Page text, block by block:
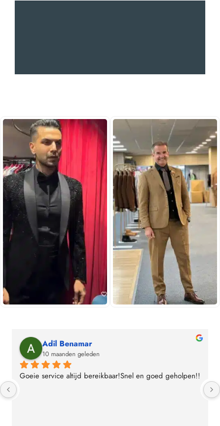
Adil Benamar
10 maanden geleden
Goeie service altijd bereikbaar!Snel en goed geholpen!!